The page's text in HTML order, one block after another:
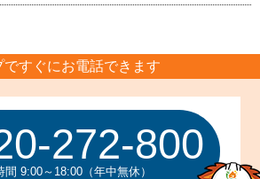
ですぐにお電話できます
272-800
間 9:00～18:00（年中無休）